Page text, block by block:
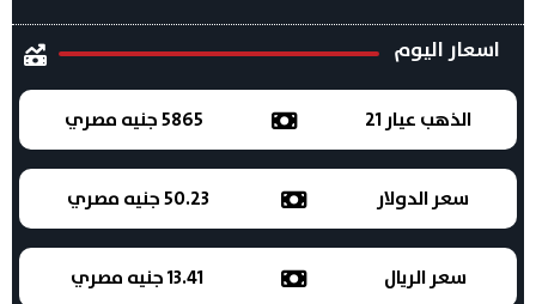
اسعار اليوم
الذهب عيار 21 5865 جنيه مصري
سعر الدولار 50.23 جنيه مصري
سعر الريال 13.41 جنيه مصري